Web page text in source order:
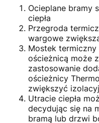
Ocieplane bramy
ciepła
Przegroda
wargowe
Mostek termiczny
ościeżnicą może
zastosowanie
ościeżnicy
zwiększyć
Utracie ciepła
decydując się na
bramą lub drzwi